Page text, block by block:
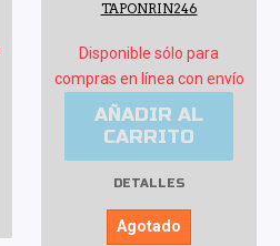
TAPONRIN246
Disponible sólo para
compras en línea con envío
AÑADIR AL
CARRITO
DETALLES
Agotado